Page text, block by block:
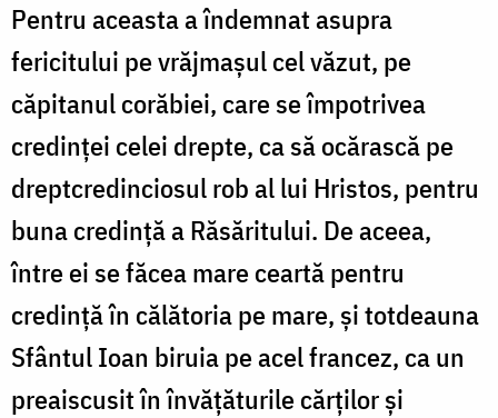
Pentru aceasta a îndemnat asupra
fericitului pe vrăjmașul cel văzut, pe
căpitanul corăbiei, care se împotrivea
credinței celei drepte, ca să ocărască pe
dreptcredinciosul rob al lui Hristos, pentru
buna credință a Răsăritului. De aceea,
între ei se făcea mare ceartă pentru
credință în călătoria pe mare, și totdeauna
Sfântul Ioan biruia pe acel francez, ca un
preaiscusit în învățăturile cărților și